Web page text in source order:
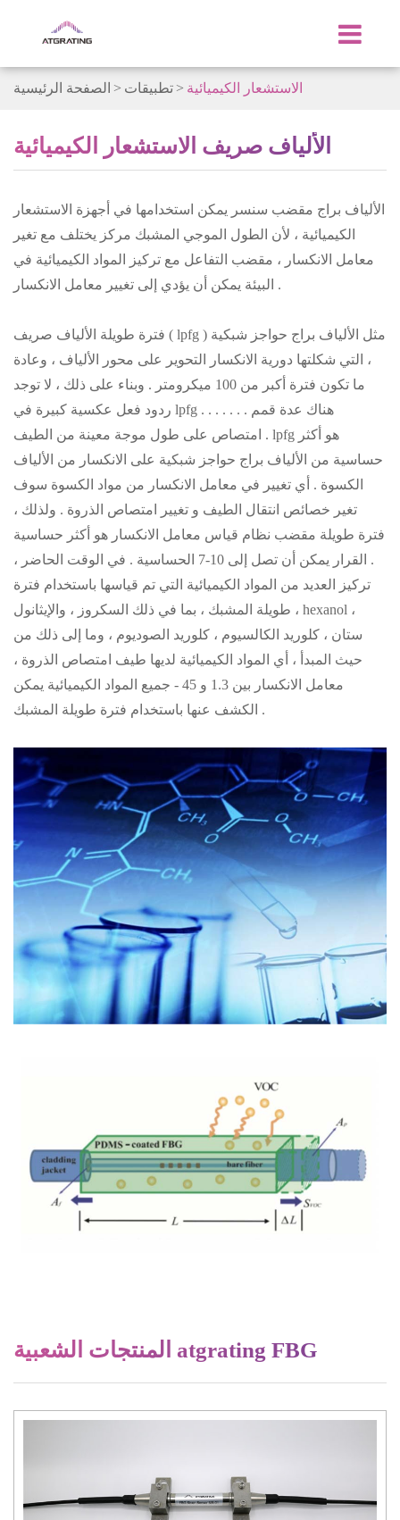
الصفحة الرئيسية تطبيقات الاستشعار الكيميائية
الألياف صريف الاستشعار الكيميائية
الألياف براج مقضب سنسر يمكن استخدامها في أجهزة الاستشعار
الكيميائية ، لأن الطول الموجي المشبك مركز يختلف مع تغير
معامل الانكسار ، مقضب التفاعل مع تركيز المواد الكيميائية في
البيئة يمكن أن يؤدي إلى تغيير معامل الانكسار .
فترة طويلة الألياف صريف ( lpfg ) مثل الألياف براج حواجز شبكية
، التي شكلتها دورية الانكسار التحوير على محور الألياف ، وعادة
ما تكون فترة أكبر من 100 ميكرومتر . وبناء على ذلك ، لا توجد
ردود فعل عكسية كبيرة في lpfg . . . . . . . هناك عدة قمم
امتصاص على طول موجة معينة من الطيف . lpfg هو أكثر
حساسية من الألياف براج حواجز شبكية على الانكسار من الألياف
الكسوة . أي تغيير في معامل الانكسار من مواد الكسوة سوف
تغير خصائص انتقال الطيف و تغيير امتصاص الذروة . ولذلك ،
فترة طويلة مقضب نظام قياس معامل الانكسار هو أكثر حساسية
. القرار يمكن أن تصل إلى 10-7 الحساسية . في الوقت الحاضر ،
تركيز العديد من المواد الكيميائية التي تم قياسها باستخدام فترة
طويلة المشبك ، بما في ذلك السكروز ، والإيثانول ، hexanol ،
ستان ، كلوريد الكالسيوم ، كلوريد الصوديوم ، وما إلى ذلك من
حيث المبدأ ، أي المواد الكيميائية لديها طيف امتصاص الذروة ،
معامل الانكسار بين 1.3 و 45 - جميع المواد الكيميائية يمكن
الكشف عنها باستخدام فترة طويلة المشبك .
المنتجات الشعبية atgrating FBG